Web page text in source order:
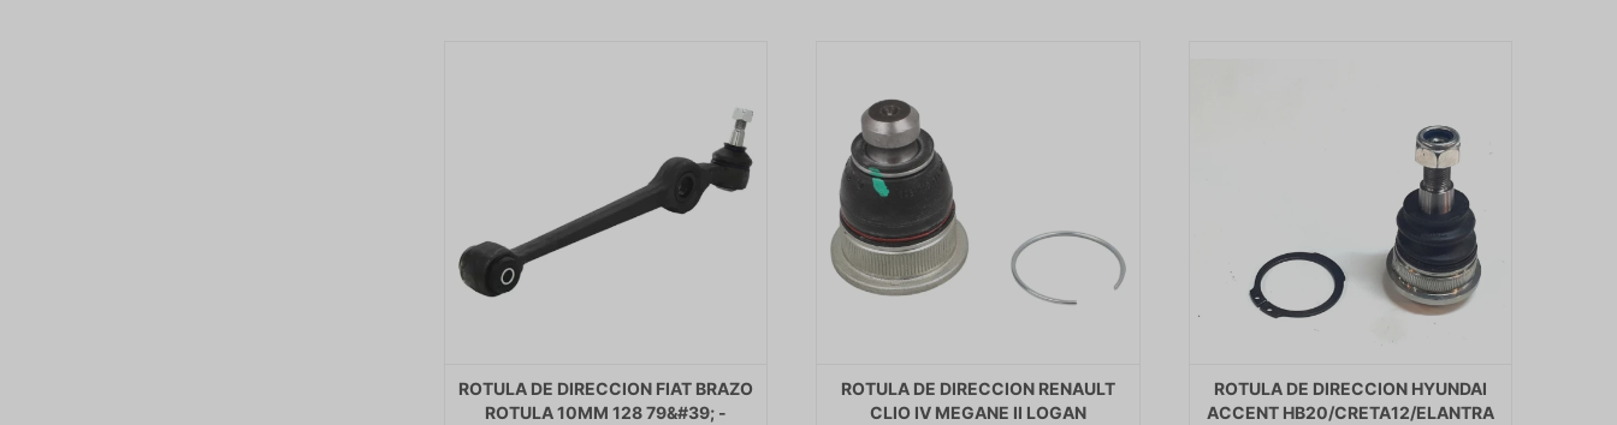
ROTULA DE DIRECCION FIAT BRAZO
ROTULA 10MM 128 79&#39; -
ROTULA DE DIRECCION RENAULT
CLIO IV MEGANE II LOGAN
ROTULA DE DIRECCION HYUNDAI
ACCENT HB20/CRETA12/ELANTRA